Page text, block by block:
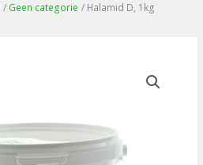
Geen categorie Halamid D, 1kg